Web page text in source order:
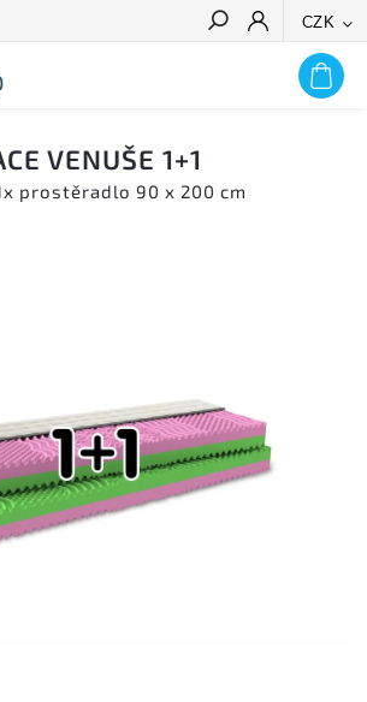
CZK
HLEDAT
VENUŠE 1+1
prostěradlo 90 x 200 cm